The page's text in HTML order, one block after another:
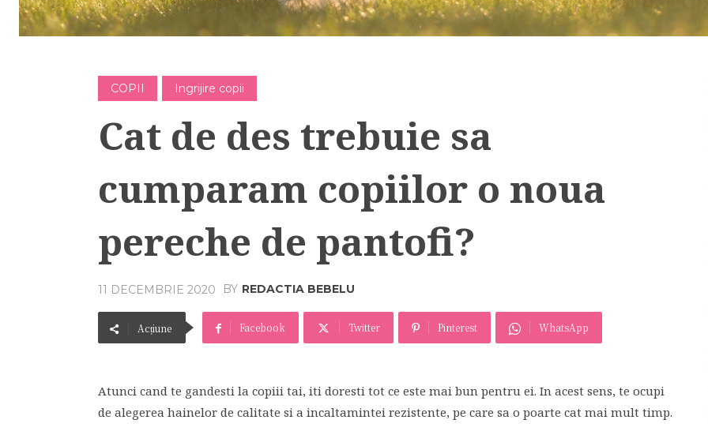
COPII Ingrijire copii
Cat de des trebuie sa
cumparam copiilor o noua
pereche de pantofi?
11 DECEMBRIE 2020 BY REDACTIA BEBELU
Acțiune Facebook Twitter Pinterest WhatsApp
Atunci cand te gandesti la copiii tai, iti doresti tot ce este mai bun pentru ei. In acest sens, te ocupi
de alegerea hainelor de calitate si a incaltamintei rezistente, pe care sa o poarte cat mai mult timp.